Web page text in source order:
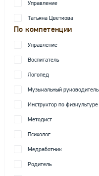
Управление
Татьяна Цветкова
По компетенции
Управление
Воспитатель
Логопед
Музыкальный руководитель
Инструктор по физкультуре
Методист
Психолог
Медработник
Родитель